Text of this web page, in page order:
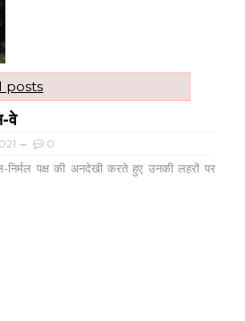
posts
वे
0
पक्ष की अनदेखी करते हुए उनकी लहरों पर